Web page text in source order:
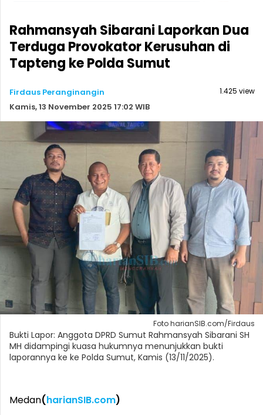
Rahmansyah Sibarani Laporkan Dua
Terduga Provokator Kerusuhan di
Tapteng ke Polda Sumut
Firdaus Peranginangin
Kamis, 13 November 2025 17:02 WIB
1.425 view
Foto harianSIB.com/Firdaus
Bukti Lapor: Anggota DPRD Sumut Rahmansyah Sibarani SH
MH didampingi kuasa hukumnya menunjukkan bukti
laporannya ke ke Polda Sumut, Kamis (13/11/2025).
Medan(harianSIB.com)